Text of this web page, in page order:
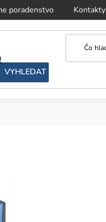
poradenstvo Kontakty